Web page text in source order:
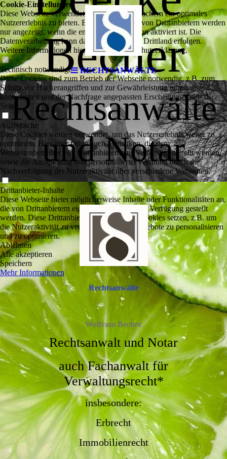
RECHTSANWÄLTE
Becher
Rechtsanwälte
und Notar
Rechtsanwälte
Wolfram Becher
Rechtsanwalt und Notar
auch Fachanwalt für
Verwaltungsrecht*
insbesondere:
Erbrecht
Immobilienrecht
Cookie-Einstellungen
Diese Webseite verwendet Cookies, um Besuchern ein optimales
Nutzererlebnis zu bieten. Bestimmte Inhalte von Drittanbietern werden
nur angezeigt, wenn die entsprechende Option aktiviert ist. Die
Datenverarbeitung kann dann auch in einem Drittland erfolgen.
Weitere Informationen hierzu in der Datenschutzerklärung.
Technisch notwendige
Diese Cookies sind zum Betrieb der Webseite notwendig, z.B. zum
Schutz vor Hackerangriffen und zur Gewährleistung eines
konsistenten und der Nachfrage angepassten Erscheinungsbilds der
Seite.
Analytische
Diese Cookies werden verwendet, um das Nutzererlebnis weiter zu
optimieren. Hierunter fallen auch Statistiken, die dem
Webseitenbetreiber von Drittanbietern zur Verfügung gestellt werden,
sowie die Ausspielung von personalisierter Werbung durch die
Nachverfolgung der Nutzeraktivität über verschiedene Webseiten.
Drittanbieter-Inhalte
Diese Webseite bietet möglicherweise Inhalte oder Funktionalitäten an,
die von Drittanbietern eigenverantwortlich zur Verfügung gestellt
werden. Diese Drittanbieter können eigene Cookies setzen, z.B. um
die Nutzeraktivität zu verfolgen oder ihre Angebote zu personalisieren
und zu optimieren.
Ablehnen
Alle akzeptieren
Speichern
Mehr Informationen